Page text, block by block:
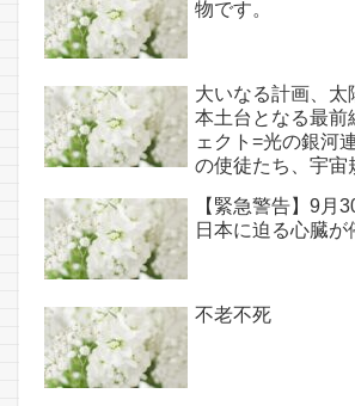
物です。
大いなる計画、太
本土台となる最前
ェクト=光の銀河
の使徒たち、宇宙
(6/26・28追記あ
【緊急警告】9月
日本に迫る心臓が
不老不死